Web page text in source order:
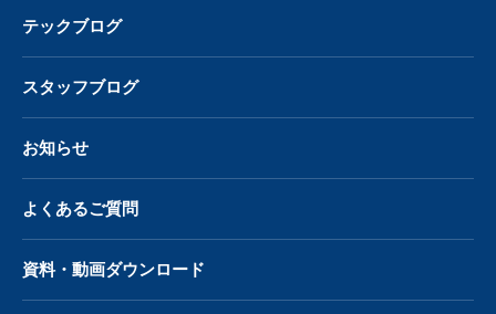
テックブログ
スタッフブログ
お知らせ
よくあるご質問
資料・動画ダウンロード